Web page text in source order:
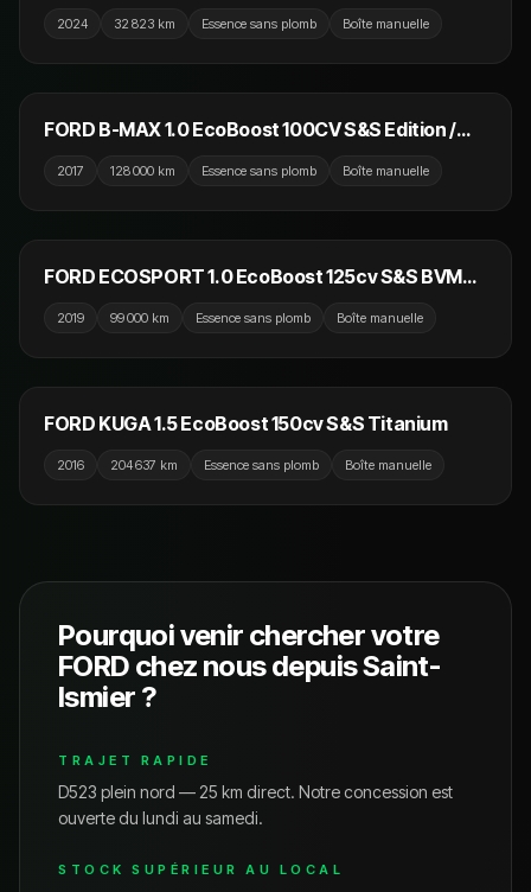
2024 32 823 km Essence sans plomb Boîte manuelle
5 990 €
FORD B-MAX 1.0 EcoBoost 100CV S&S Edition /
2017 128 000 km Essence sans plomb Boîte manuelle
8 990 €
FORD ECOSPORT 1.0 EcoBoost 125cv S&S BVM6
2019 99 000 km Essence sans plomb Boîte manuelle
6 990 €
FORD KUGA 1.5 EcoBoost 150cv S&S Titanium
2016 204 637 km Essence sans plomb Boîte manuelle
Pourquoi venir chercher votre
FORD chez nous depuisSaint-
Ismier ?
TRAJET RAPIDE
D523 plein nord — 25 km direct. Notre concession est
ouverte du lundi au samedi.
STOCK SUPÉRIEUR AU LOCAL